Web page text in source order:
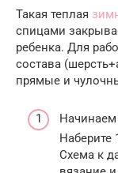
Такая теплая
спицами
ребенка. Для
состава
прямые и
Начинаем
Наберите
Схема к